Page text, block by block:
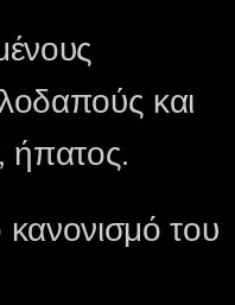
και
ήπατος.
του